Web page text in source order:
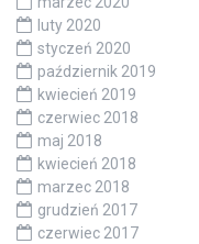
luty 2020
styczeń 2020
październik 2019
kwiecień 2019
czerwiec 2018
maj 2018
kwiecień 2018
marzec 2018
grudzień 2017
czerwiec 2017